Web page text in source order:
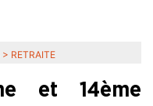
> RETRAITE
et 14ème